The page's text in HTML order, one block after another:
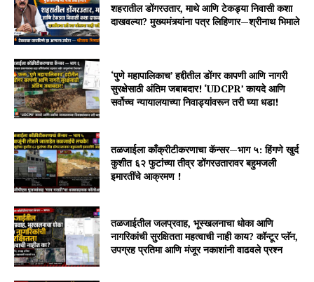
शहरातील डोंगरउतार, माथे आणि टेकड्या निवासी कशा
दाखवल्या? मुख्यमंत्र्यांना पत्र लिहिणार—श्रीनाथ भिमाले
‘पुणे महापालिकाच’ हद्दीतील डोंगर कापणी आणि नागरी
सुरक्षेसाठी अंतिम जबाबदार! ‘UDCPR’ कायदे आणि
सर्वोच्च न्यायालयाच्या निवाड्यांवरून तरी घ्या धडा!
तळजाईला काँक्रीटीकरणाचा कॅन्सर—भाग ५: हिंगणे खुर्द
कुशीत ६२ फुटांच्या तीव्र डोंगरउतारावर बहुमजली
इमारतींचे आक्रमण !
तळजाईतील जलप्रवाह, भूस्खलनाचा धोका आणि
नागरिकांची सुरक्षितता महत्वाची नाही काय? कॉन्टूर प्लॅन,
उपग्रह प्रतिमा आणि मंजूर नकाशांनी वाढवले प्रश्न